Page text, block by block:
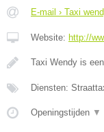
E-mail › Taxi
Website: http://
Taxi Wendy is
Diensten:
Openingstijden ▼